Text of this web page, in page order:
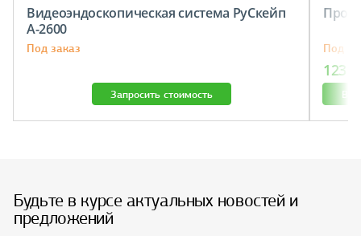
Видеоэндоскопическая система РуСкейп
A-2600
Под заказ
Запросить стоимость
Под
123
В
Будьте в курсе актуальных новостей и
предложений